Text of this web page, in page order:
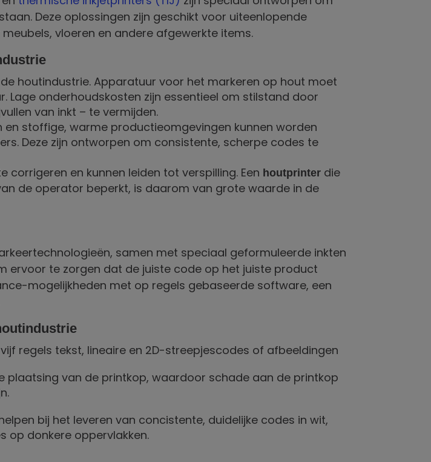
Deze oplossingen zijn geschikt voor uiteenlopende
vloeren en andere afgewerkte items.
houtindustrie. Apparatuur voor het markeren op hout moet
Lage onderhoudskosten zijn essentieel om stilstand door
van inkt – te vermijden.
stoffige, warme productieomgevingen kunnen worden
Deze zijn ontworpen om consistente, scherpe codes te
en kunnen leiden tot verspilling. Een houtprinter die
de operator beperkt, is daarom van grote waarde in de
samen met speciaal geformuleerde inkten
ervoor te zorgen dat de juiste code op het juiste product
mogelijkheden met op regels gebaseerde software, een
regels tekst, lineaire en 2D-streepjescodes of afbeeldingen
plaatsing van de printkop, waardoor schade aan de printkop
bij het leveren van concistente, duidelijke codes in wit,
op donkere oppervlakken.